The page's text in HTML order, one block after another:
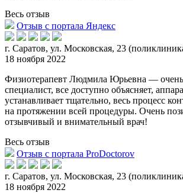
Весь отзыв
Отзыв с портала Яндекс
г. Саратов, ул. Московская, 23
18 ноября 2022
Физиотерапевт Людмила Юрьевна —
специалист, все доступно объясняет,
устанавливает тщательно, весь процесс
на протяжении всей процедуры. Очень по
отзывчивый и внимательный врач!
Весь отзыв
Отзыв с портала ProDoctorov
г. Саратов, ул. Московская, 23
18 ноября 2022